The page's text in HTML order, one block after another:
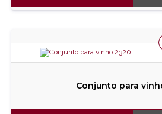
Conjunto para